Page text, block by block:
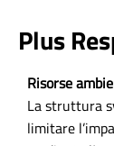
Plus
Risorse
La struttura
limitare